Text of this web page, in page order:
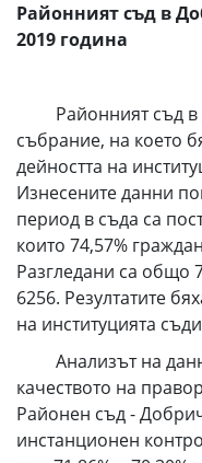
Районният съд в
2019 година
Районният съд в
събрание, на което
дейността на
Изнесените данни
период в съда са
които 74,57%
Разгледани са общо
6256. Резултатите
на институцията
Анализът на
качеството на
Районен съд -
инстанционен